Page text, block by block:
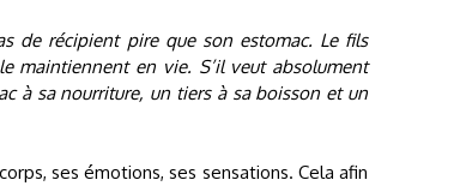
de récipient pire que son estomac. Le fils
maintiennent en vie. S’il veut absolument
à sa nourriture, un tiers à sa boisson et un
ses émotions, ses sensations. Cela afin